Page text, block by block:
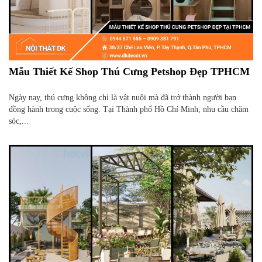
Mẫu Thiết Kế Shop Thú Cưng Petshop Đẹp TPHCM
Ngày nay, thú cưng không chỉ là vật nuôi mà đã trở thành người bạn
đồng hành trong cuộc sống. Tại Thành phố Hồ Chí Minh, nhu cầu chăm
sóc,...